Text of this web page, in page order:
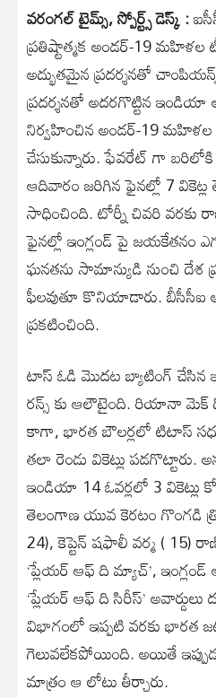
వరంగల్ టైమ్స్, స్పోర్ట్స్ డెస్క్ :
ప్రతిష్టాత్మక అండర్-19 మహిళల
అద్భుతమైన ప్రదర్శనతో
ప్రదర్శనతో అదరగొట్టిన
నిర్వహించిన అండర్-19 మహిళల
చేసుకున్నారు. ఫేవరేట్ గా
ఆదివారం జరిగిన ఫైనల్లో 7 వికెట్ల
సాధించింది. టోర్నీ చివరి
ఫైనల్లో ఇంగ్లండ్ పై జయకేతనం
ఘనతను సామాన్యుడి నుంచి దేశ
ఫీలవుతూ కొనియాడారు. బీసీసీఐ
ప్రకటించింది.
టాస్ ఓడి మొదట బ్యాటింగ్ చేసిన
రన్స్ కు ఆలౌటైంది. రియానా మెక్
కాగా, భారత బౌలర్లలో టిటాస్
తలా రెండు వికెట్లు పడగొట్టారు.
ఇండియా 14 ఓవర్లలో 3 వికెట్లు
తెలంగాణ యువ కెరటం గొంగడి
24), కెప్టెన్ షఫాలీ వర్మ ( 15)
‘ప్లేయర్ ఆఫ్ ది మ్యాచ్’, ఇంగ్లండ్
‘ప్లేయర్ ఆఫ్ ది సిరీస్’
విభాగంలో ఇప్పటి వరకు భారత
గెలువలేకపోయింది. అయితే
మాత్రం ఆ లోటు తీర్చారు.